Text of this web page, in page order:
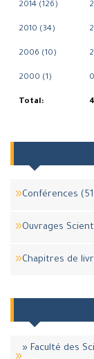
2014 (126)
2010 (34)
2006 (10)
2000 (1)
Total:
Conférences
Ouvrages
Chapitres de
» Faculté des